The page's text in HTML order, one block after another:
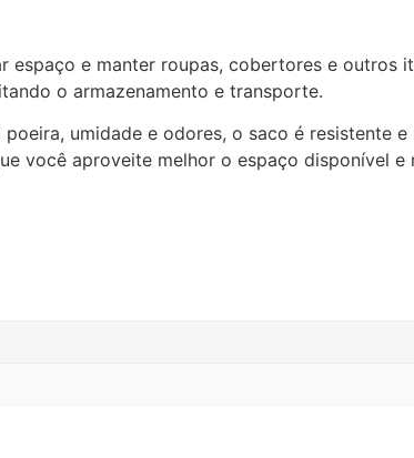
e manter roupas, cobertores e outros
o armazenamento e transporte.
umidade e odores, o saco é resistente
você aproveite melhor o espaço disponível e